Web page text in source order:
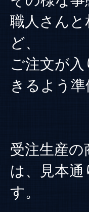
職人さん
ど、
ご注文が
きるよう
受注生産
は、見本
す。